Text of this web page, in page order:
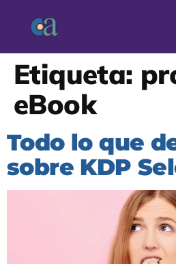
Etiqueta:
eBook
Todo lo que
sobre KDP